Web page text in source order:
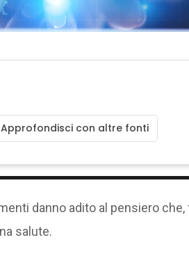
Approfondisci con altre fonti
danno adito al pensiero
salute.